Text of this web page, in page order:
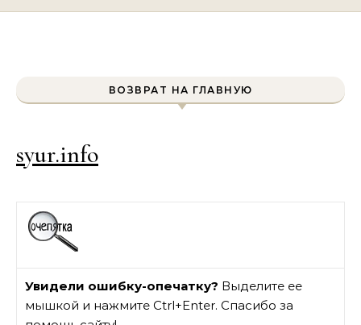
ВОЗВРАТ НА ГЛАВНУЮ
syur.info
Увидели ошибку-опечатку? Выделите ее
мышкой и нажмите Ctrl+Enter. Спасибо за